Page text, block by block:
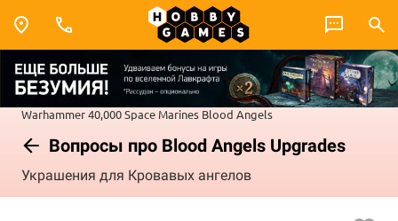
Warhammer 40,000Space Marines Blood Angels
Вопросы про Blood Angels Upgrades
Украшения для Кровавых ангелов